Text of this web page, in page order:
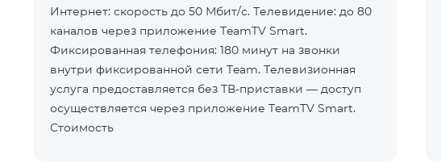
Интернет: скорость до 50 Мбит/с. Телевидение: до 80
каналов через приложение TeamTV Smart.
Фиксированная телефония: 180 минут на звонки
внутри фиксированной сети Team. Телевизионная
услуга предоставляется без ТВ-приставки — доступ
осуществляется через приложение TeamTV Smart.
Стоимость